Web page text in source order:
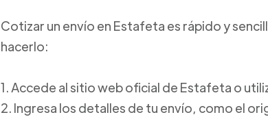
Cotizar un envío en Estafeta es rápido y
hacerlo:
1. Accede al sitio web oficial de Estafeta o
2. Ingresa los detalles de tu envío, como el